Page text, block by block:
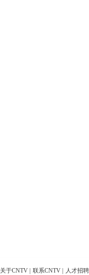
关于CNTV 联系CNTV 人才招聘